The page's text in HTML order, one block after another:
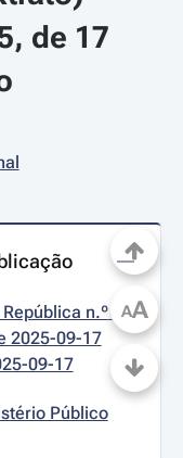
de 17
n.º
2025-09-17
09-17
Público
AA